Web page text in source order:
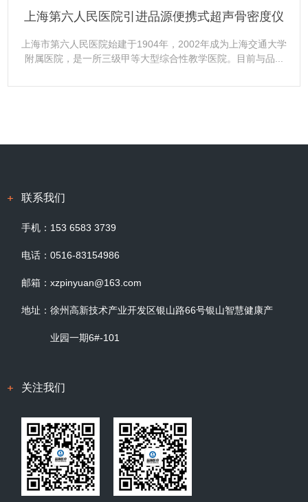
上海第六人民医院引进品源便携式超声骨密度仪
上海市第六人民医院始建于1904年，2002年成为上海交通大学
附属医院，是一所三级甲等大型综合性教学医院。目前与品...
联系我们
手机： 153 6583 3739
电话：0516-83154986
邮箱：xzpinyuan@163.com
地址：徐州高新技术产业开发区银山路66号银山智慧健康产
业园一期6#-101
关注我们